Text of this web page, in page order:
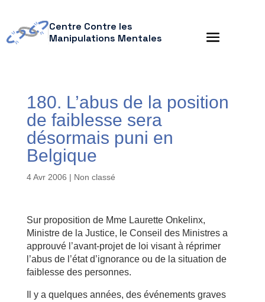
Centre Contre les
Manipulations Mentales
180. L’abus de la position
de faiblesse sera
désormais puni en
Belgique
4 Avr 2006 | Non classé
Sur proposition de Mme Laurette Onkelinx,
Ministre de la Justice, le Conseil des Ministres a
approuvé l’avant-projet de loi visant à réprimer
l’abus de l’état d’ignorance ou de la situation de
faiblesse des personnes.
Il y a quelques années, des événements graves